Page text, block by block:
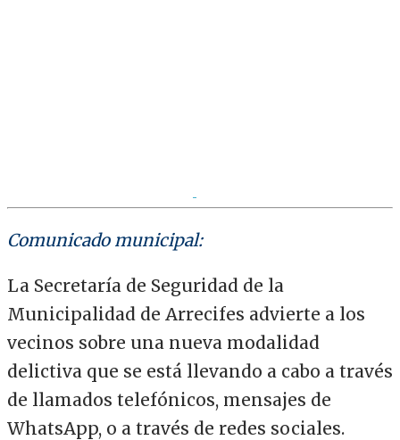
Comunicado municipal:
La Secretaría de Seguridad de la
Municipalidad de Arrecifes advierte a los
vecinos sobre una nueva modalidad
delictiva que se está llevando a cabo a través
de llamados telefónicos, mensajes de
WhatsApp, o a través de redes sociales.